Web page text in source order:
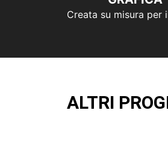
Creata su misura per
ALTRI